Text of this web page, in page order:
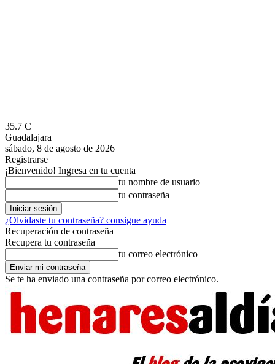
35.7 C
Guadalajara
sábado, 8 de agosto de 2026
Registrarse
¡Bienvenido! Ingresa en tu cuenta
tu nombre de usuario
tu contraseña
¿Olvidaste tu contraseña? consigue ayuda
Recuperación de contraseña
Recupera tu contraseña
tu correo electrónico
Se te ha enviado una contraseña por correo electrónico.